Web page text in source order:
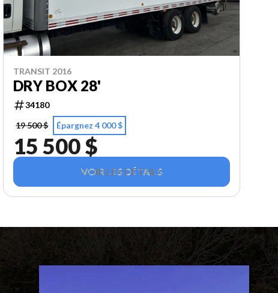
TRANSIT 2016
DRY BOX 28'
34180
19 500 $
Épargnez 4 000 $
15 500 $
VOIR LES DÉTAILS